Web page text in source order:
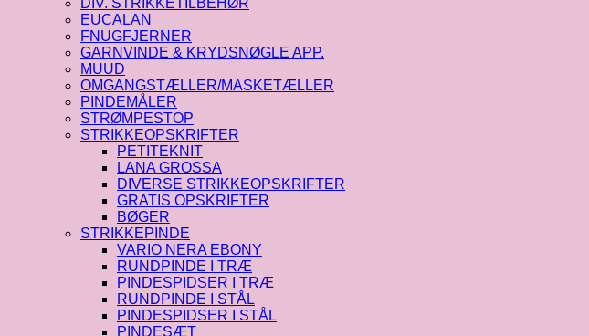
DIV. STRIKKETILBEHØR
EUCALAN
FNUGFJERNER
GARNVINDE & KRYDSNØGLE APP.
MUUD
OMGANGSTÆLLER/MASKETÆLLER
PINDEMÅLER
STRØMPESTOP
STRIKKEOPSKRIFTER
PETITEKNIT
LANA GROSSA
DIVERSE STRIKKEOPSKRIFTER
GRATIS OPSKRIFTER
BØGER
STRIKKEPINDE
VARIO NERA EBONY
RUNDPINDE I TRÆ
PINDESPIDSER I TRÆ
RUNDPINDE I STÅL
PINDESPIDSER I STÅL
PINDESÆT